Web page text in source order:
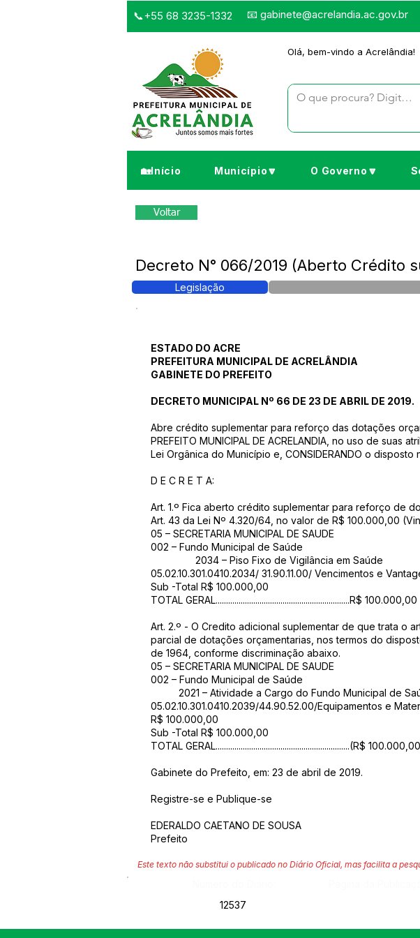
📞+55 68 3235-1332 📧 gabinete@acrelandia.ac.gov.br
Olá, bem-vindo a Acrelândia!
🏡Início Município🔽 O Governo🔽
Voltar
Decreto N° 066/2019 (Aberto Crédito
Legislação
ESTADO DO ACRE
PREFEITURA MUNICIPAL DE ACRELÂNDIA
GABINETE DO PREFEITO
DECRETO MUNICIPAL Nº 66 DE 23 DE ABRIL DE 2019.
Abre crédito suplementar para reforço das dotações
PREFEITO MUNICIPAL DE ACRELANDIA, no uso de
Lei Orgânica do Município e, CONSIDERANDO o disposto
D E C R E T A:
Art. 1.º Fica aberto crédito suplementar para reforço de
Art. 43 da Lei Nº 4.320/64, no valor de R$ 100.000,00
05 – SECRETARIA MUNICIPAL DE SAUDE
002 – Fundo Municipal de Saúde
2034 – Piso Fixo de Vigilância em Saúde
05.02.10.301.0410.2034/ 31.90.11.00/ Vencimentos e
Sub -Total R$ 100.000,00
TOTAL GERAL................................................................R$ 100.000,00
Art. 2.º - O Credito adicional suplementar de que trata o
parcial de dotações orçamentarias, nos termos do
de 1964, conforme discriminação abaixo.
05 – SECRETARIA MUNICIPAL DE SAUDE
002 – Fundo Municipal de Saúde
2021 – Atividade a Cargo do Fundo Municipal de
05.02.10.301.0410.2039/44.90.52.00/Equipamentos e
R$ 100.000,00
Sub -Total R$ 100.000,00
TOTAL GERAL................................................................(R$
Gabinete do Prefeito, em: 23 de abril de 2019.
Registre-se e Publique-se
EDERALDO CAETANO DE SOUSA
Prefeito
Este texto não substitui o publicado no Diário Oficial, mas facilita a
12537